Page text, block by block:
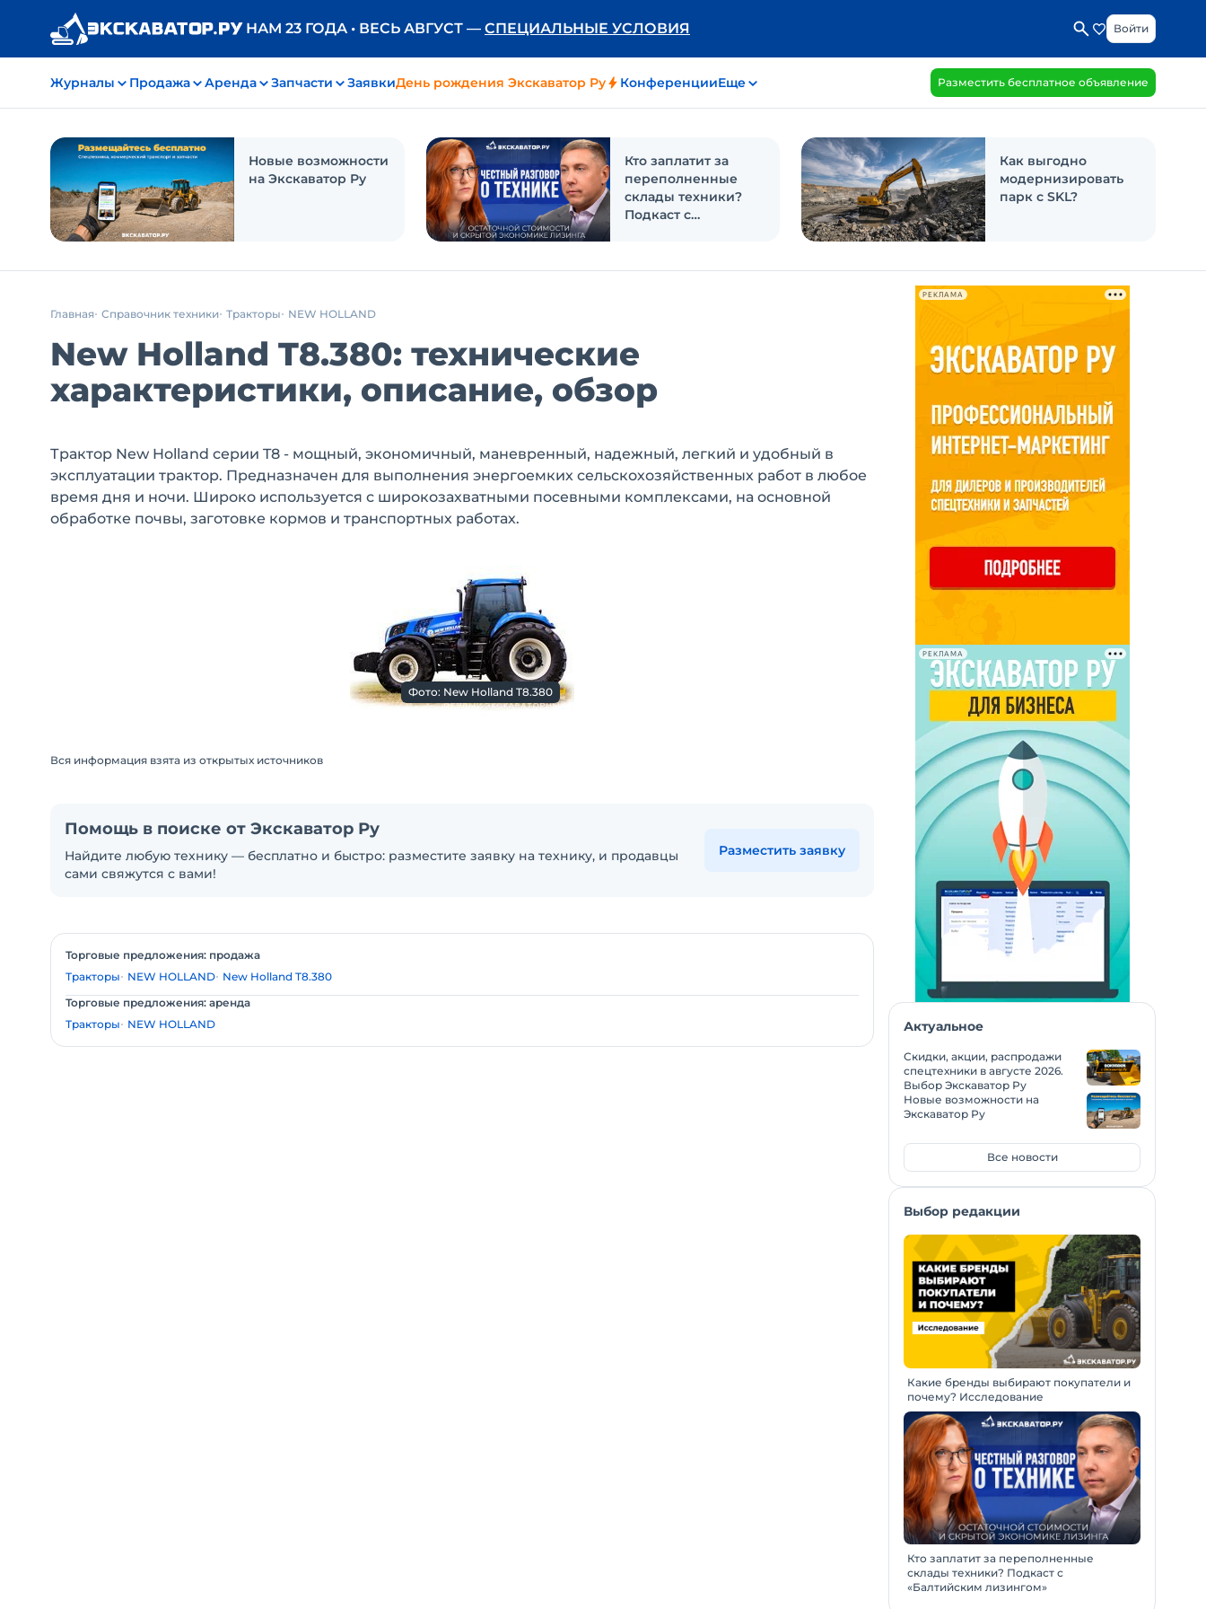
НАМ 23 ГОДА • ВЕСЬ АВГУСТ — СПЕЦИАЛЬНЫЕ УСЛОВИЯ Войти
Журналы Продажа Аренда Запчасти ЗаявкиДень рождения Экскаватор Ру КонференцииЕще Разместить бесплатное объявление
Новые возможности
на Экскаватор Ру
Кто заплатит за
переполненные
склады техники?
Подкаст с
Как выгодно
модернизировать
парк с SKL?
Главная Справочник техники Тракторы NEW HOLLAND
New Holland T8.380: технические
характеристики, описание, обзор
Трактор New Holland серии T8 - мощный, экономичный, маневренный, надежный, легкий и удобный в
эксплуатации трактор. Предназначен для выполнения энергоемких сельскохозяйственных работ в любое
время дня и ночи. Широко используется с широкозахватными посевными комплексами, на основной
обработке почвы, заготовке кормов и транспортных работах.
Фото: New Holland T8.380
Вся информация взята из открытых источников
Помощь в поиске от Экскаватор Ру
Найдите любую технику — бесплатно и быстро: разместите заявку на технику, и продавцы
сами свяжутся с вами!
Разместить заявку
Торговые предложения: продажа
Тракторы
NEW HOLLAND New Holland T8.380
Торговые предложения: аренда
Тракторы
NEW HOLLAND
РЕКЛАМА
РЕКЛАМА
Актуальное
Скидки, акции, распродажи
спецтехники в августе 2026.
Выбор Экскаватор Ру
Новые возможности на
Экскаватор Ру
Все новости
Выбор редакции
Какие бренды выбирают покупатели и
почему? Исследование
Кто заплатит за переполненные
склады техники? Подкаст с
«Балтийским лизингом»